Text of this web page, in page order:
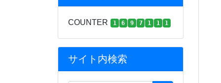
COUNTER 1 6 9 7 1 1 1
サイト内検索